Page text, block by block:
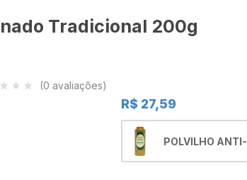
Tradicional 200g
(0 avaliações)
R$ 27,59
POLVILHO ANTI-
200GR